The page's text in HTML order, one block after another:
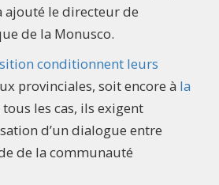
ajouté le directeur de
de la Monusco.
conditionnent leurs
provinciales, soit encore à la
tous les cas, ils exigent
d’un dialogue entre
de la communauté